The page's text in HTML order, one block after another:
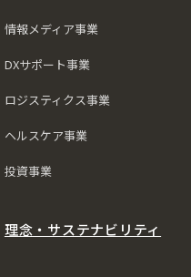
情報メディア事業
DXサポート事業
ロジスティクス事業
ヘルスケア事業
投資事業
理念・サステナビリティ